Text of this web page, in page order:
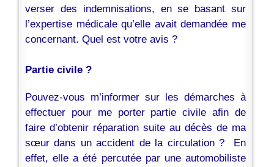
verser des indemnisations, en se basant sur
l’expertise médicale qu’elle avait demandée me
concernant. Quel est votre avis ?
Partie civile ?
Pouvez-vous m’informer sur les démarches à
effectuer pour me porter partie civile afin de
faire d’obtenir réparation suite au décès de ma
sœur dans un accident de la circulation ? En
effet, elle a été percutée par une automobiliste